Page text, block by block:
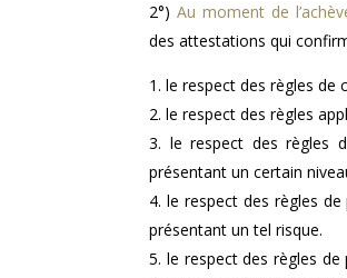
2°)Au moment de
des attestations qui
le respect des règles de
le respect des règles
le respect des règles
présentant un certain
le respect des règles
présentant un tel risque.
le respect des règles